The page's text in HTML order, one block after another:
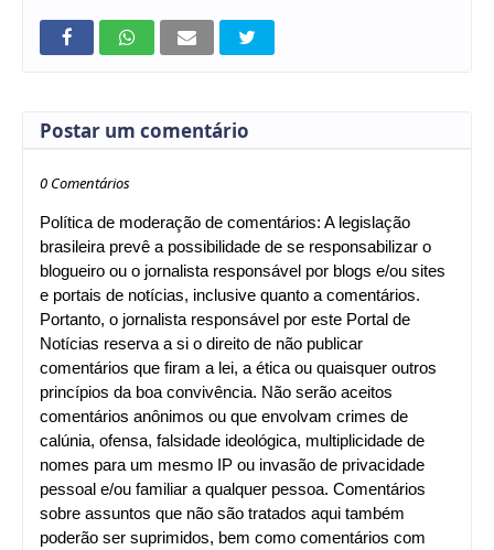
Postar um comentário
0 Comentários
Política de moderação de comentários: A legislação
brasileira prevê a possibilidade de se responsabilizar o
blogueiro ou o jornalista responsável por blogs e/ou sites
e portais de notícias, inclusive quanto a comentários.
Portanto, o jornalista responsável por este Portal de
Notícias reserva a si o direito de não publicar
comentários que firam a lei, a ética ou quaisquer outros
princípios da boa convivência. Não serão aceitos
comentários anônimos ou que envolvam crimes de
calúnia, ofensa, falsidade ideológica, multiplicidade de
nomes para um mesmo IP ou invasão de privacidade
pessoal e/ou familiar a qualquer pessoa. Comentários
sobre assuntos que não são tratados aqui também
poderão ser suprimidos, bem como comentários com